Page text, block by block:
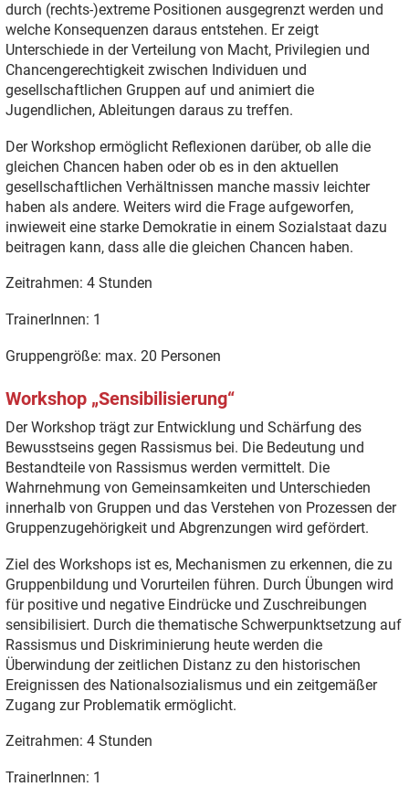
durch (rechts-)extreme Positionen ausgegrenzt werden und
welche Konsequenzen daraus entstehen. Er zeigt
Unterschiede in der Verteilung von Macht, Privilegien und
Chancengerechtigkeit zwischen Individuen und
gesellschaftlichen Gruppen auf und animiert die
Jugendlichen, Ableitungen daraus zu treffen.
Der Workshop ermöglicht Reflexionen darüber, ob alle die
gleichen Chancen haben oder ob es in den aktuellen
gesellschaftlichen Verhältnissen manche massiv leichter
haben als andere. Weiters wird die Frage aufgeworfen,
inwieweit eine starke Demokratie in einem Sozialstaat dazu
beitragen kann, dass alle die gleichen Chancen haben.
Zeitrahmen: 4 Stunden
TrainerInnen: 1
Gruppengröße: max. 20 Personen
Workshop „Sensibilisierung“
Der Workshop trägt zur Entwicklung und Schärfung des
Bewusstseins gegen Rassismus bei. Die Bedeutung und
Bestandteile von Rassismus werden vermittelt. Die
Wahrnehmung von Gemeinsamkeiten und Unterschieden
innerhalb von Gruppen und das Verstehen von Prozessen der
Gruppenzugehörigkeit und Abgrenzungen wird gefördert.
Ziel des Workshops ist es, Mechanismen zu erkennen, die zu
Gruppenbildung und Vorurteilen führen. Durch Übungen wird
für positive und negative Eindrücke und Zuschreibungen
sensibilisiert. Durch die thematische Schwerpunktsetzung auf
Rassismus und Diskriminierung heute werden die
Überwindung der zeitlichen Distanz zu den historischen
Ereignissen des Nationalsozialismus und ein zeitgemäßer
Zugang zur Problematik ermöglicht.
Zeitrahmen: 4 Stunden
TrainerInnen: 1